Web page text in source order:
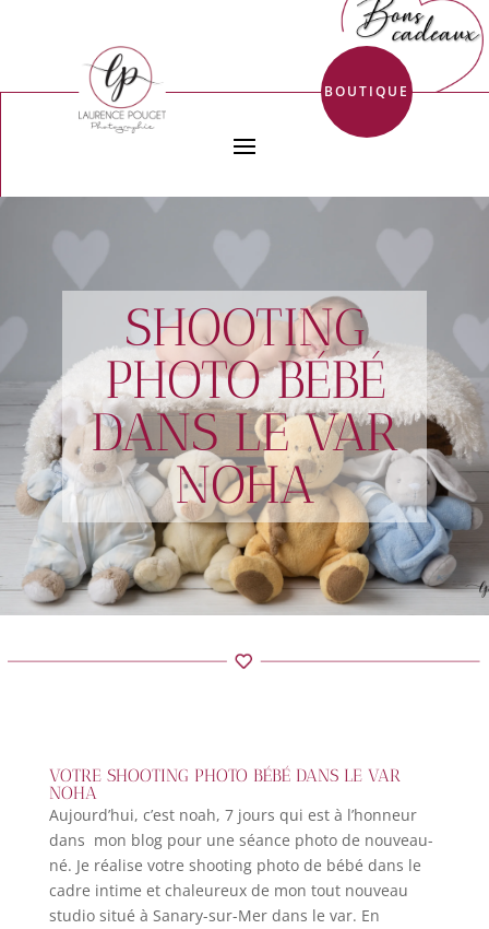
BOUTIQUE
SHOOTING
PHOTO BÉBÉ
DANS LE VAR
NOHA
VOTRE SHOOTING PHOTO BÉBÉ DANS LE VAR
NOHA
Aujourd’hui, c’est noah, 7 jours qui est à l’honneur
dans mon blog pour une séance photo de nouveau-
né. Je réalise votre shooting photo de bébé dans le
cadre intime et chaleureux de mon tout nouveau
studio situé à Sanary-sur-Mer dans le var. En